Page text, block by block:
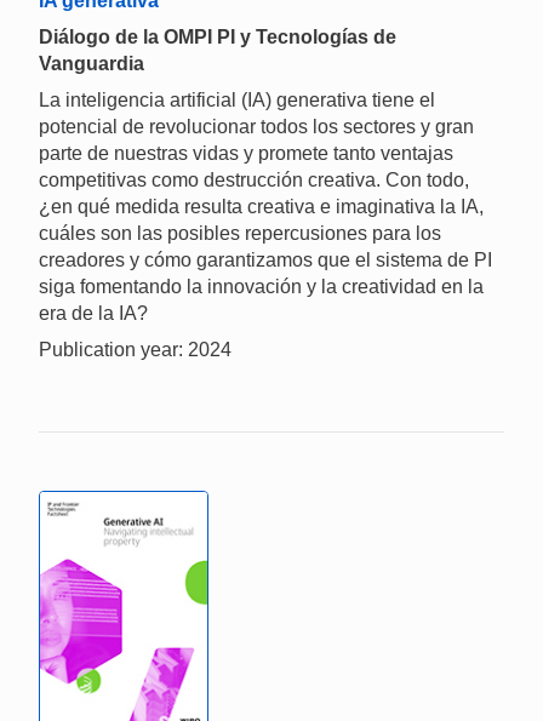
Diálogo de la OMPI PI y Tecnologías de
Vanguardia
La inteligencia artificial (IA) generativa tiene el
potencial de revolucionar todos los sectores y gran
parte de nuestras vidas y promete tanto ventajas
competitivas como destrucción creativa. Con todo,
¿en qué medida resulta creativa e imaginativa la IA,
cuáles son las posibles repercusiones para los
creadores y cómo garantizamos que el sistema de PI
siga fomentando la innovación y la creatividad en la
era de la IA?
Publication year: 2024